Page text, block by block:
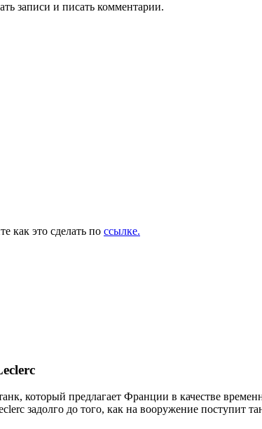
записи и писать комментарии.
как это сделать по ссылке.
который предлагает Франции в качестве
задолго до того, как на вооружение поступит